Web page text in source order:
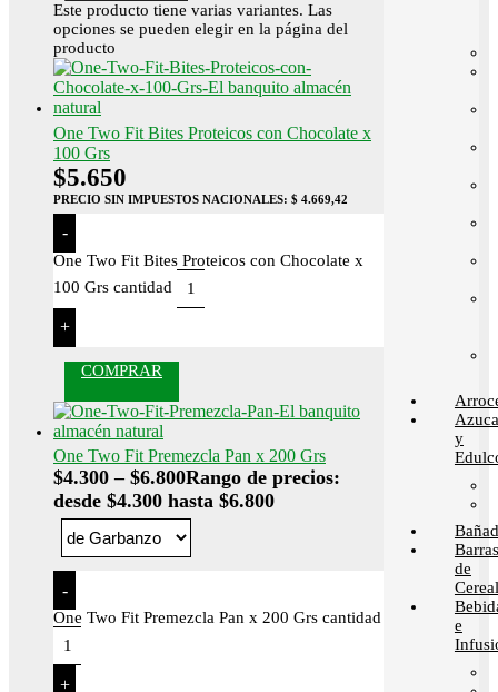
Este producto tiene varias variantes. Las
opciones se pueden elegir en la página del
producto
One Two Fit Bites Proteicos con Chocolate x
100 Grs
$5.650
PRECIO SIN IMPUESTOS NACIONALES: $ 4.669,42
-
One Two Fit Bites Proteicos con Chocolate x
100 Grs cantidad
+
COMPRAR
One Two Fit Premezcla Pan x 200 Grs
$4.300 – $6.800Rango de precios:
desde $4.300 hasta $6.800
-
One Two Fit Premezcla Pan x 200 Grs cantidad
+
y
Barras
de
e